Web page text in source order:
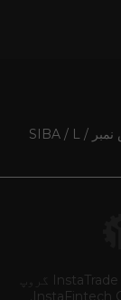
، لائسنس نمبر SIBA / L /